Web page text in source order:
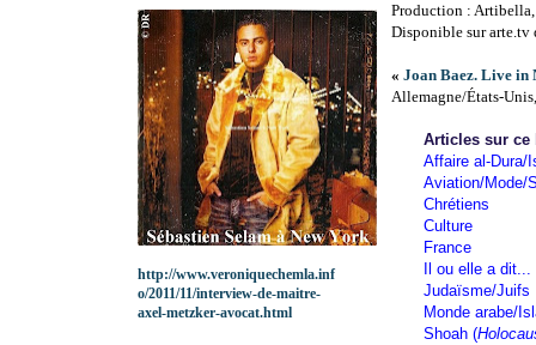
Production :
Disponible sur
« Joan Baez. Live in
Allemagne/États-
Articles sur ce
Affaire al-Dura/
Aviation/Mode/
Chrétiens
Culture
France
Il ou elle a dit...
Judaïsme/Juifs
Monde arabe/
Shoah (
http://www.veroniquechemla.inf
o/2011/11/interview-de-maitre-
axel-metzker-avocat.html